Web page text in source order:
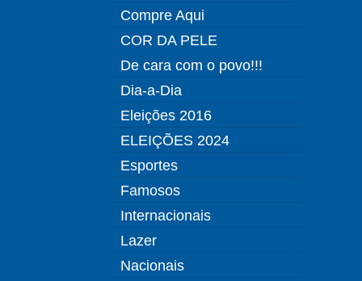
Compre Aqui
COR DA PELE
De cara com o povo!!!
Dia-a-Dia
Eleições 2016
ELEIÇÕES 2024
Esportes
Famosos
Internacionais
Lazer
Nacionais